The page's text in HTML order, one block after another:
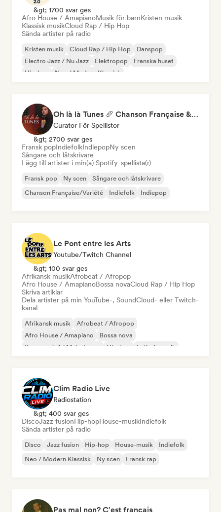
&gt; 1700 svar ges
Afro House / AmapianoMusik för barnKristen musik
Klassisk musikCloud Rap / Hip Hop
Sända artister på radio
Kristen musik Cloud Rap / Hip Hop
Danspop
Electro Jazz / Nu Jazz
Elektropop
Franska huset
Hip-hop
Neo / Modern Klassisk
Oh là là Tunes 🥖 Chanson Française & Nouvelle Scène Française
Curator För Spellistor
&gt; 2700 svar ges
Fransk popIndiefolkIndiepopNy scen
Sångare och låtskrivare
Lägg till artister i min(a) Spotify-spellista(r)
Fransk pop Ny scen
Sångare och låtskrivare
Chanson Française/Variété
Indiefolk Indiepop
Le Pont entre les Arts
Youtube/Twitch Channel
&gt; 100 svar ges
Afrikansk musikAfrobeat / Afropop
Afro House / AmapianoBossa novaCloud Rap / Hip Hop
Skriva artiklar
Dela artister på min YouTube-, SoundCloud- eller Twitch-
kanal
Afrikansk musik
Afrobeat / Afropop
Afro House / Amapiano
Bossa nova
Kommersiell / Mainstream
Hip-hop
Latinsk musik
Clim Radio Live
Radiostation
&gt; 400 svar ges
DiscoJazz fusionHip-hopHouse-musikIndiefolk
Sända artister på radio
Disco Jazz fusion Hip-hop House-musik
Indiefolk
Neo / Modern Klassisk
Ny scen Fransk rap
Pas mal non? C'est français